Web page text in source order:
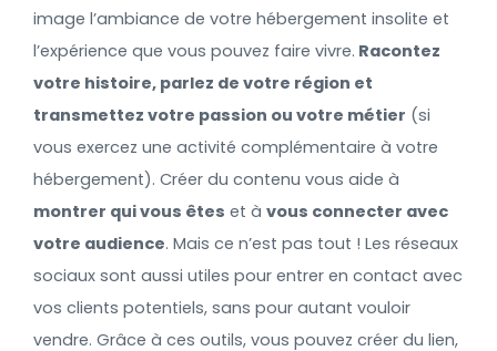
image l’ambiance de votre hébergement insolite et
l’expérience que vous pouvez faire vivre. Racontez
votre histoire, parlez de votre région et
transmettez votre passion ou votre métier (si
vous exercez une activité complémentaire à votre
hébergement). Créer du contenu vous aide à
montrer qui vous êtes et à vous connecter avec
votre audience. Mais ce n’est pas tout ! Les réseaux
sociaux sont aussi utiles pour entrer en contact avec
vos clients potentiels, sans pour autant vouloir
vendre. Grâce à ces outils, vous pouvez créer du lien,